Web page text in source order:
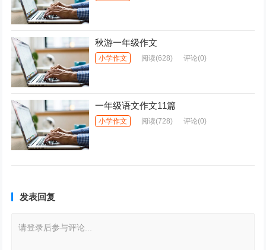
秋游一年级作文
小学作文 阅读(628) 评论(0)
一年级语文作文11篇
小学作文 阅读(728) 评论(0)
发表回复
请登录后参与评论...